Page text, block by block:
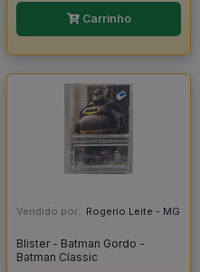
Carrinho
Vendido por: Rogerio Leite - MG
Blister - Batman Gordo -
Batman Classic